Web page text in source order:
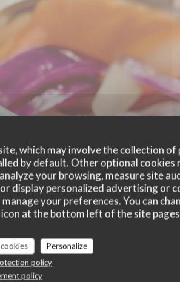
which may involve the collection of
by default. Other optional cookies
your browsing, measure site
display personalized advertising or
your preferences. You can
at the bottom left of the site
Personalize
policy
policy